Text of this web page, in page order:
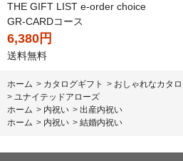
THE GIFT LIST e-order choice
GR-CARDコース
6,380円
送料無料
ホーム > カタログギフト > おしゃれなカタ
> ユナイテッドアローズ
ホーム > 内祝い > 出産内祝い
ホーム > 内祝い > 結婚内祝い